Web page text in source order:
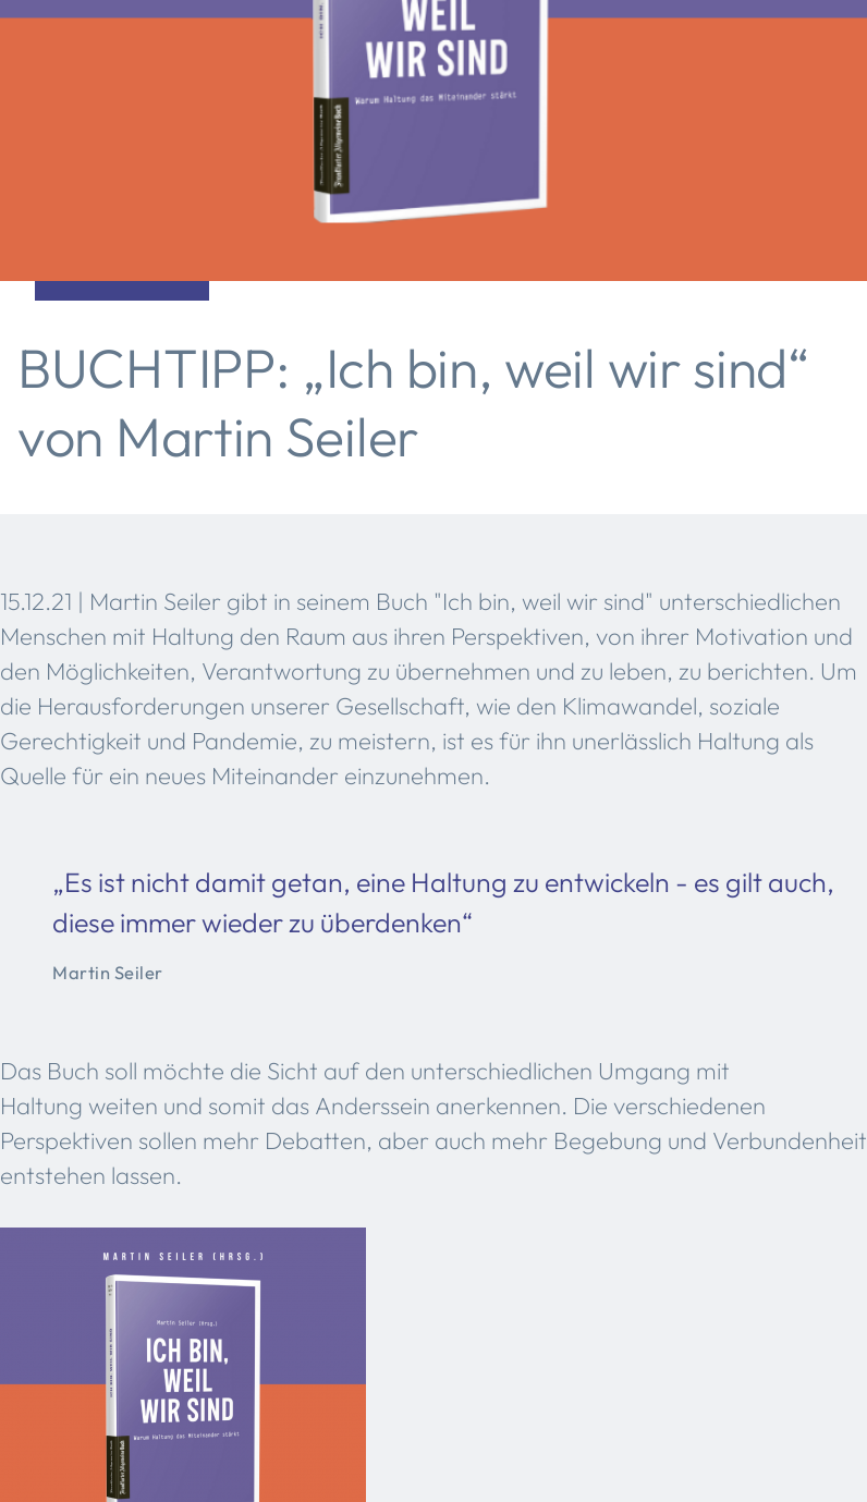
BUCHTIPP: „Ich bin, weil wir sind“
von Martin Seiler
15.12.21 | Martin Seiler gibt in seinem Buch "Ich bin, weil wir sind" unterschiedlichen
Menschen mit Haltung den Raum aus ihren Perspektiven, von ihrer Motivation und
den Möglichkeiten, Verantwortung zu übernehmen und zu leben, zu berichten. Um
die Herausforderungen unserer Gesellschaft, wie den Klimawandel, soziale
Gerechtigkeit und Pandemie, zu meistern, ist es für ihn unerlässlich Haltung als
Quelle für ein neues Miteinander einzunehmen.
„Es ist nicht damit getan, eine Haltung zu entwickeln - es gilt auch,
diese immer wieder zu überdenken“
Martin Seiler
Das Buch soll möchte die Sicht auf den unterschiedlichen Umgang mit
Haltung weiten und somit das Anderssein anerkennen. Die verschiedenen
Perspektiven sollen mehr Debatten, aber auch mehr Begebung und Verbundenheit
entstehen lassen.